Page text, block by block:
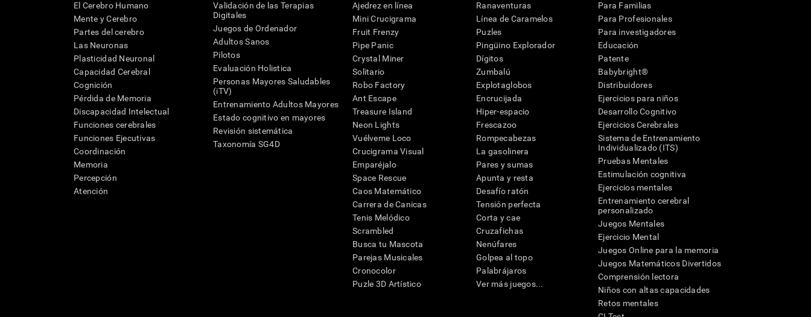
El Cerebro Humano
Mente y Cerebro
Partes del cerebro
Las Neuronas
Plasticidad Neuronal
Capacidad Cerebral
Cognición
Pérdida de Memoria
Discapacidad Intelectual
Funciones cerebrales
Funciones Ejecutivas
Coordinación
Memoria
Percepción
Atención
Validación de las Terapias
Digitales
Juegos de Ordenador
Adultos Sanos
Pilotos
Evaluación Holistica
Personas Mayores Saludables
(iTV)
Entrenamiento Adultos Mayores
Estado cognitivo en mayores
Revisión sistemática
Taxonomía SG4D
Ajedrez en línea
Mini Crucigrama
Fruit Frenzy
Pipe Panic
Crystal Miner
Solitario
Robo Factory
Ant Escape
Treasure Island
Neon Lights
Vuélveme Loco
Crucigrama Visual
Emparéjalo
Space Rescue
Caos Matemático
Carrera de Canicas
Tenis Melódico
Scrambled
Busca tu Mascota
Parejas Musicales
Cronocolor
Puzle 3D Artístico
Ranaventuras
Línea de Caramelos
Puzles
Pingüino Explorador
Dígitos
Zumbalú
Explotaglobos
Encrucijada
Hiper-espacio
Frescazoo
Rompecabezas
La gasolinera
Pares y sumas
Apunta y resta
Desafío ratón
Tensión perfecta
Corta y cae
Cruzafichas
Nenúfares
Golpea al topo
Palabrájaros
Ver más juegos...
Para Familias
Para Profesionales
Para investigadores
Educación
Patente
Babybright®
Distribuidores
Ejercicios para niños
Desarrollo Cognitivo
Ejercicios Cerebrales
Sistema de Entrenamiento
Individualizado (ITS)
Pruebas Mentales
Estimulación cognitiva
Ejercicios mentales
Entrenamiento cerebral
personalizado
Juegos Mentales
Ejercicio Mental
Juegos Online para la memoria
Juegos Matemáticos Divertidos
Comprensión lectora
Niños con altas capacidades
Retos mentales